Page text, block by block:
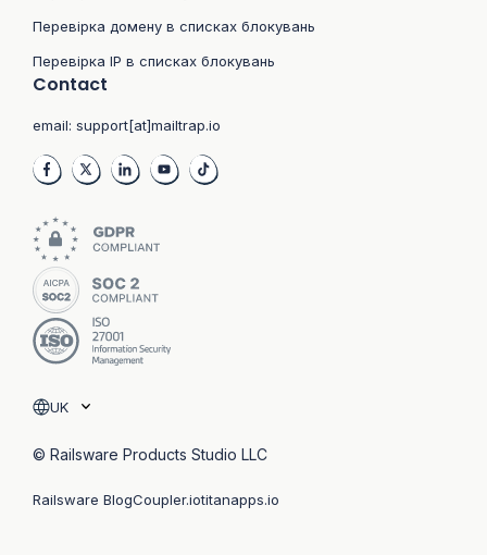
Перевірка домену в списках блокувань
Перевірка IP в списках блокувань
Contact
email: support[at]mailtrap.io
UK
Railsware BlogCoupler.iotitanapps.io
© Railsware Products Studio LLC